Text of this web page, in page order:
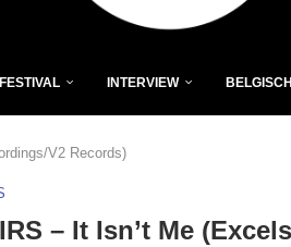
FESTIVAL INTERVIEW BELGISCH
V2 Records)
– It Isn’t Me